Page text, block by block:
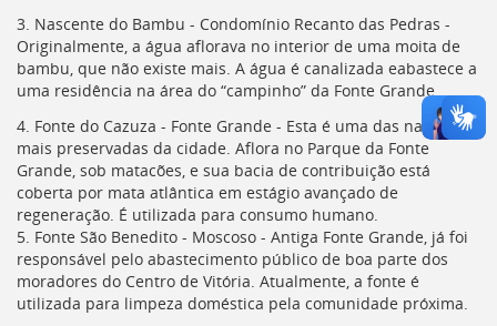
3. Nascente do Bambu - Condomínio Recanto das Pedras -
Originalmente, a água aflorava no interior de uma moita de
bambu, que não existe mais. A água é canalizada eabastece a
uma residência na área do “campinho” da Fonte Grande.
4. Fonte do Cazuza - Fonte Grande - Esta é uma das nascentes
mais preservadas da cidade. Aflora no Parque da Fonte
Grande, sob matacões, e sua bacia de contribuição está
coberta por mata atlântica em estágio avançado de
regeneração. É utilizada para consumo humano.
5. Fonte São Benedito - Moscoso - Antiga Fonte Grande, já foi
responsável pelo abastecimento público de boa parte dos
moradores do Centro de Vitória. Atualmente, a fonte é
utilizada para limpeza doméstica pela comunidade próxima.